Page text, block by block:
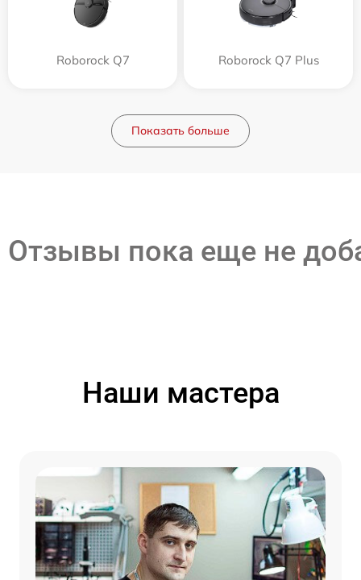
Roborock Q7 Roborock Q7 Plus
Показать больше
Отзывы пока еще не
Наши мастера